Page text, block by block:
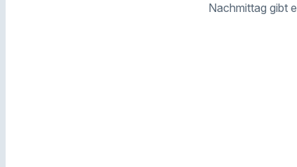
Nachmittag gibt